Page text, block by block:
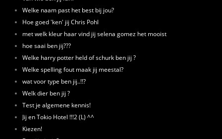
Welke naam past het best bij jou?
Hoe goed 'ken' jij Chris Pohl
met welk kleur haar vind jij selena gomez het mooist
hoe saai ben jij???
Welke harry potter held of schurk ben jij ?
Welke spelling fout maak jij meestal?
wat voor type ben jij..!!?
Welk dier ben jij ?
Test je algemene kennis!
Jij en Tokio Hotel !!!2 (L) ^^
Kiezen!